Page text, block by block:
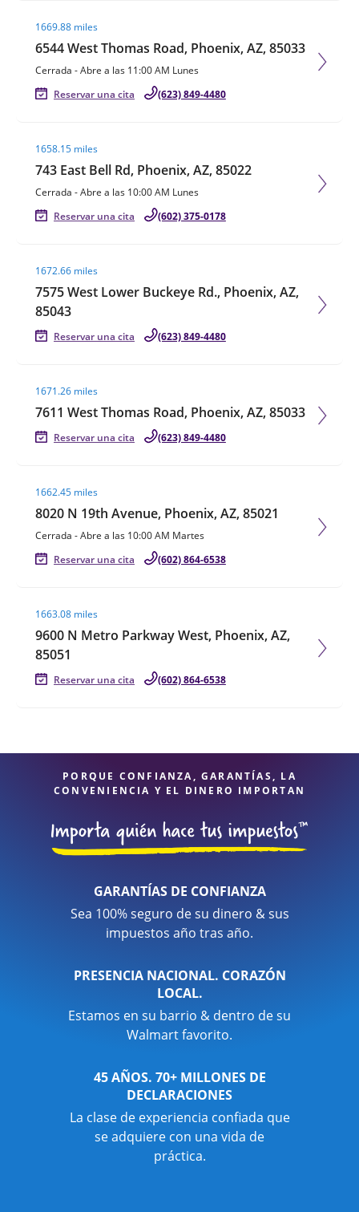
1669.88 miles
6544 West Thomas Road, Phoenix, AZ, 85033
Cerrada -Abre a las 11:00 AM Lunes
Reservar una cita
(623) 849-4480
1658.15 miles
743 East Bell Rd, Phoenix, AZ, 85022
Cerrada -Abre a las 10:00 AM Lunes
Reservar una cita
(602) 375-0178
1672.66 miles
7575 West Lower Buckeye Rd., Phoenix, AZ,
85043
Reservar una cita (623) 849-4480
1671.26 miles
7611 West Thomas Road, Phoenix, AZ, 85033
Reservar una cita (623) 849-4480
1662.45 miles
8020 N 19th Avenue, Phoenix, AZ, 85021
Cerrada -Abre a las 10:00 AM Martes
Reservar una cita
(602) 864-6538
1663.08 miles
9600 N Metro Parkway West, Phoenix, AZ,
85051
Reservar una cita (602) 864-6538
PORQUE CONFIANZA, GARANTÍAS, LA
CONVENIENCIA Y EL DINERO IMPORTAN
GARANTÍAS DE CONFIANZA
Sea 100% seguro de su dinero & sus
impuestos año tras año.
PRESENCIA NACIONAL. CORAZÓN
LOCAL.
Estamos en su barrio & dentro de su
Walmart favorito.
45 AÑOS. 70+ MILLONES DE
DECLARACIONES
La clase de experiencia confiada que
se adquiere con una vida de
práctica.